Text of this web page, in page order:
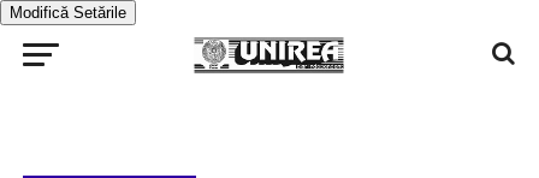
Modifică Setările